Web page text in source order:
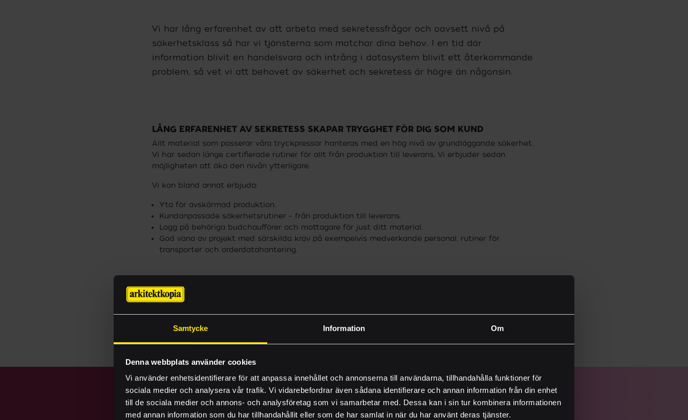
Samtycke Information Om
Denna webbplats använder cookies
Vi använder enhetsidentifierare för att anpassa innehållet och annonserna till användarna, tillhandahålla funktioner för
sociala medier och analysera vår trafik. Vi vidarebefordrar även sådana identifierare och annan information från din enhet
till de sociala medier och annons- och analysföretag som vi samarbetar med. Dessa kan i sin tur kombinera informationen
med annan information som du har tillhandahållit eller som de har samlat in när du har använt deras tjänster.
Vi har lång erfarenhet av att arbeta med sekretessfrågor och oavsett nivå på
säkerhetsklass så har vi tjänsterna som matchar dina behov. I en tid där
information blivit en handelsvara och intrång i datasystem blivit ett återkommande
problem, så vet vi att behovet av säkerhet och sekretess är högre än någonsin.
LÅNG ERFARENHET AV SEKRETESS SKAPAR TRYGGHET FÖR DIG SOM KUND
Allt material som passerar våra tryckpressar hanteras med en hög nivå av grundläggande säkerhet.
Vi har sedan länge certifierade rutiner för allt från produktion till leverans. Vi erbjuder sedan
möjligheten att öka den nivån ytterligare.
Vi kan bland annat erbjuda:
Yta för avskärmad produktion.
Kundanpassade säkerhetsrutiner – från produktion till leverans.
Logg på behöriga budchaufförer och mottagare för just ditt material.
God vana av projekt med särskilda krav på exempelvis medverkande personal, rutiner för
transporter och orderdatahantering.
Oavsett vilka säkerhetsbehov du har så kan vi med våra certifierade rutiner och flexibla lösningar
hjälpa till. Kontakta oss så får vi berätta mer.
RELATERADE PRODUKTER OCH TJÄNSTER
Byggprojekt
FAQ
Lämna rätt material